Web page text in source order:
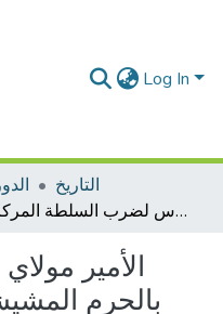
Log In
التاريخ
الأمير مولاي اليزيد ومسألة احتمائه بالحرم المشيشي 1789م - 1790م "نموذج لتوظيف المجال المقدس لضرب السلطة المركزية"
الأمير